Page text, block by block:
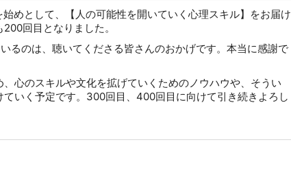
めとして、【人の可能性を開いていく心理スキル】をお届け
回目となりました。
るのは、聴いてくださる皆さんのおかげです。本当に感謝で
心のスキルや文化を拡げていくためのノウハウや、そうい
いく予定です。300回目、400回目に向けて引き続きよろし